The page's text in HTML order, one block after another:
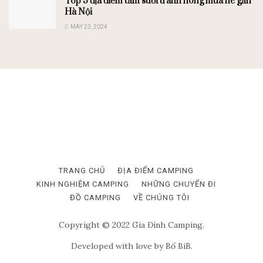
Hà Nội
MAY 23, 2024
TRANG CHỦ
ĐỊA ĐIỂM CAMPING
KINH NGHIỆM CAMPING
NHỮNG CHUYẾN ĐI
ĐỒ CAMPING
VỀ CHÚNG TÔI
Copyright © 2022 Gia Đình Camping.
Developed with love by Bố BiB.